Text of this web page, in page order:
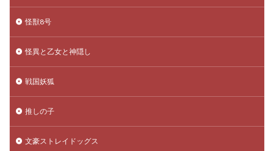
怪獣8号
怪異と乙女と神隠し
戦国妖狐
推しの子
文豪ストレイドッグス